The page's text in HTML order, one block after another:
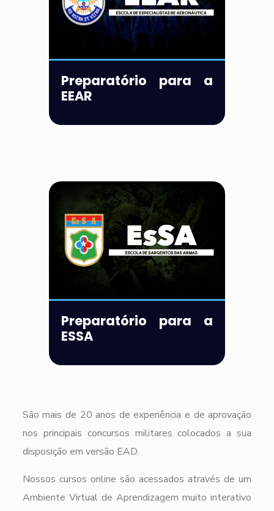
Preparatório para a
EEAR
Preparatório para a
ESSA
São mais de 20 anos de experiência e de aprovação
nos principais concursos militares colocados a sua
disposição em versão EAD.
Nossos cursos online são acessados através de um
Ambiente Virtual de Aprendizagem muito interativo